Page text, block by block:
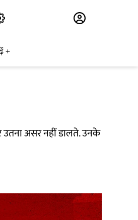
उतना असर नहीं डालते. उनके